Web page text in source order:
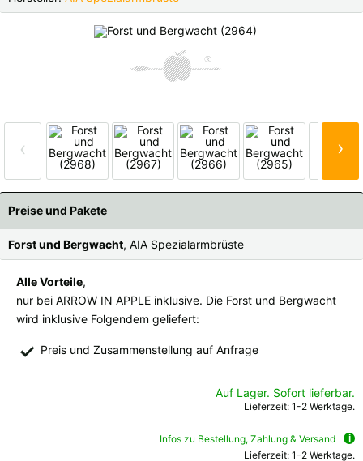
‹
Fotos
›
Preise und Pakete
Forst und Bergwacht, AIA Spezialarmbrüste
Alle Vorteile,
nur bei ARROW IN APPLE inklusive. Die Forst und Bergwacht
wird inklusive Folgendem geliefert:
Preis und Zusammenstellung auf Anfrage
Auf Lager. Sofort lieferbar.
Lieferzeit: 1-2 Werktage.
Infos zu Bestellung, Zahlung & Versand
Lieferzeit: 1-2 Werktage.
Finnland |€ Frankreich |€
Niederlande |€ Österreich |€
Portugal |€ Schweden |kr
Schweiz |Fr. Slowakei |€
weitere Länder, siehe unten
Ok
Sollte Ihr Land nicht verfübar sein, keine Sorge - wählen Sie einfach